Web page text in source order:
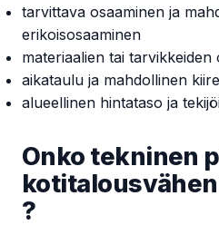
tarvittava osaaminen ja
erikoisosaaminen
materiaalien tai
aikataulu ja mahdollinen
alueellinen hintataso ja
Onko tekninen
?